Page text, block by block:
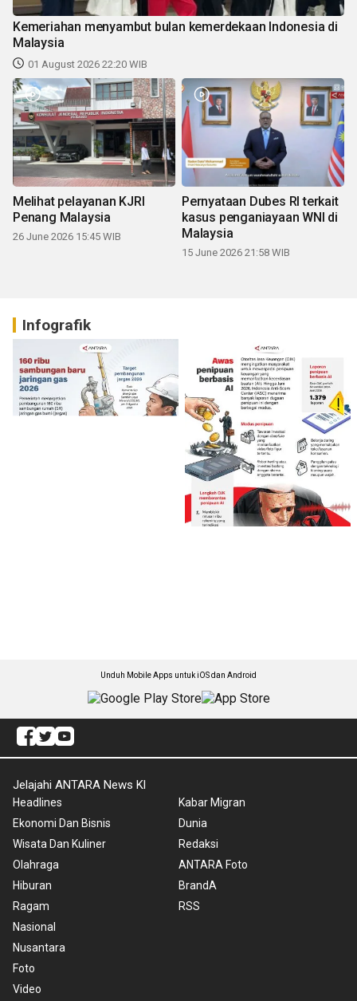
Kemeriahan menyambut bulan kemerdekaan Indonesia di
Malaysia
01 August 2026 22:20 WIB
Melihat pelayanan KJRI
Penang Malaysia
26 June 2026 15:45 WIB
Pernyataan Dubes RI terkait
kasus penganiayaan WNI di
Malaysia
15 June 2026 21:58 WIB
Infografik
Unduh Mobile Apps untuk iOS dan Android
Jelajahi ANTARA News Kl
Headlines
Ekonomi Dan Bisnis
Wisata Dan Kuliner
Olahraga
Hiburan
Ragam
Nasional
Nusantara
Foto
Video
Kabar Migran
Dunia
Redaksi
ANTARA Foto
BrandA
RSS